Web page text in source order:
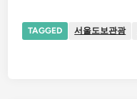
TAGGED 서울도보관광